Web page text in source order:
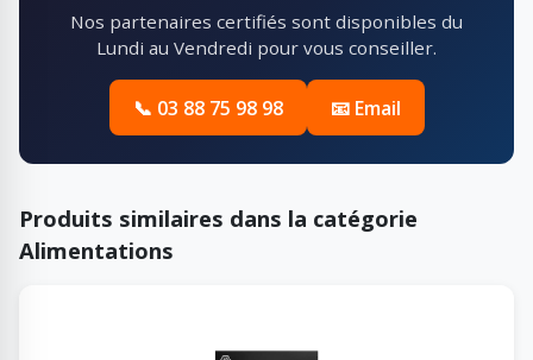
Nos partenaires certifiés sont disponibles du
Lundi au Vendredi pour vous conseiller.
📞 03 88 75 98 98 📧 Email
Produits similaires dans la catégorie
Alimentations